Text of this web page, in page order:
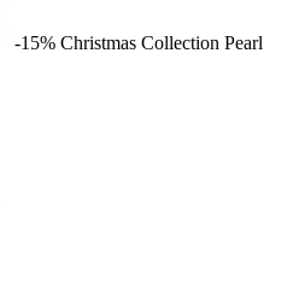
-15% Christmas Collection Pearl